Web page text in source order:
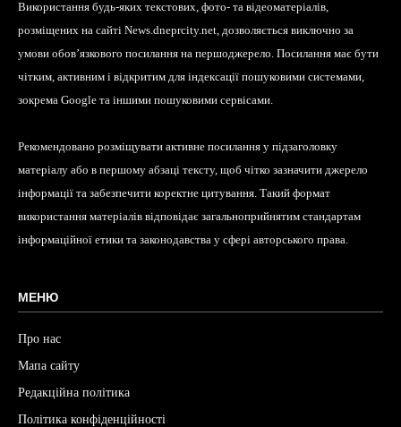
Використання будь-яких текстових, фото- та відеоматеріалів,
розміщених на сайті News.dneprcity.net, дозволяється виключно за
умови обов’язкового посилання на першоджерело. Посилання має бути
чітким, активним і відкритим для індексації пошуковими системами,
зокрема Google та іншими пошуковими сервісами.
Рекомендовано розміщувати активне посилання у підзаголовку
матеріалу або в першому абзаці тексту, щоб чітко зазначити джерело
інформації та забезпечити коректне цитування. Такий формат
використання матеріалів відповідає загальноприйнятим стандартам
інформаційної етики та законодавства у сфері авторського права.
МЕНЮ
Про нас
Мапа сайту
Редакційна політика
Політика конфіденційності